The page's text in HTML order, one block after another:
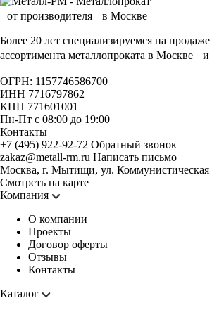
Более 20 лет специализируемся на
ассортимента металлопроката в Москве и
ОГРН: 1157746586700
ИНН 7716797862
КПП 771601001
Пн-Пт с 08:00 до 19:00
Контакты
+7 (495) 922-92-72 Обратный звонок
zakaz@metall-rm.ru Написать письмо
Москва, г. Мытищи, ул. Коммунистическая
Смотреть на карте
Компания
О компании
Проекты
Договор оферты
Отзывы
Контакты
Каталог